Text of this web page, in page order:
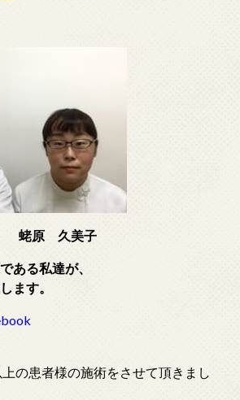
蛯原 久美子
ある私達が、
ます。
の患者様の施術をさせて頂きまし